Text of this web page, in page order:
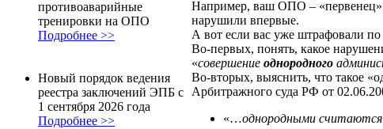
противоаварийные
тренировки на ОПО
Подробнее >>
Новый порядок ведения
реестра заключений ЭПБ с
1 сентября 2026 года
Подробнее >>
Например, ваш ОПО – «первенец».
нарушили впервые.
А вот если вас уже штрафовали
Во-первых, понять, какое
«совершение однородного
Во-вторых, выяснить, что такое
Арбитражного суда РФ от
«…однородными